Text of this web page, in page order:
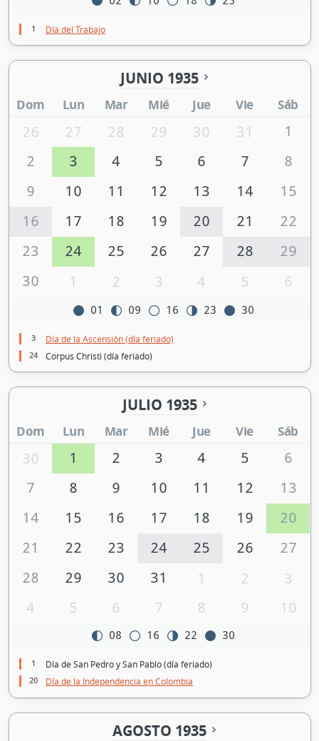
1 Día del Trabajo
JUNIO 1935
Dom Lun Mar Mié Jue Vie Sáb
26 27 28 29 30 31
1
2
3 4 5 6 7
8
9
10 11 12 13 14
15
16
17 18 19 20 21
22
23
24 25 26 27 28
29
30
1 2 3 4 5 6
01 09 16 23 30
3 Día de la Ascensión (día feriado)
24 Corpus Christi (día feriado)
JULIO 1935
Dom Lun Mar Mié Jue Vie Sáb
30 1 2 3 4 5
6
7
8 9 10 11 12
13
14
15 16 17 18 19
20
21
22 23 24 25 26
27
28
29 30 31 1 2
3
4
5 6 7 8 9 10
08 16 22 30
1 Día de San Pedro y San Pablo (día feriado)
20 Día de la Independencia en Colombia
AGOSTO 1935